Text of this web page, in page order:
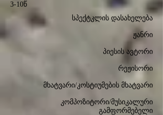
3-10წ
სპექტკლის დასახელება
ჟანრი
პიესის ავტორი
რეჟისორი
მხატვარი/კოსტიუმების მხატვარი
კომპოზიტორი/მუსიკალური
გამფორმებელი